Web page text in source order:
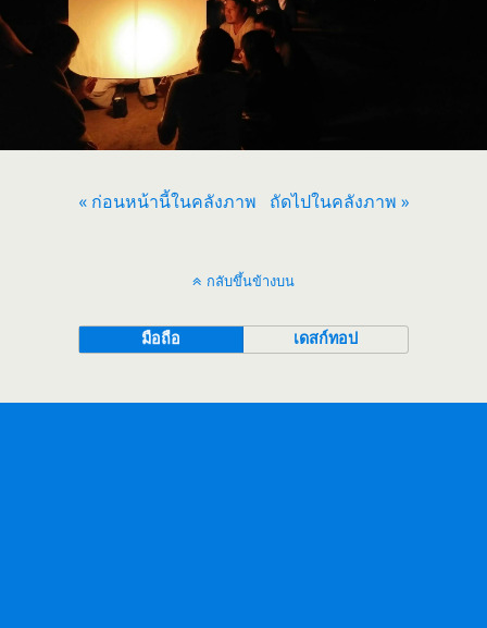
« ก่อนหน้านี้ในคลังภาพ ถัดไปในคลังภาพ »
กลับขึ้นข้างบน
มือถือ เดสก์ทอป